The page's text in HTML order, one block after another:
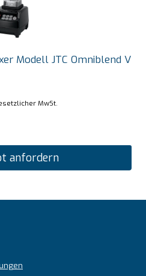
Modell JTC Omniblend V
MwSt.
anfordern